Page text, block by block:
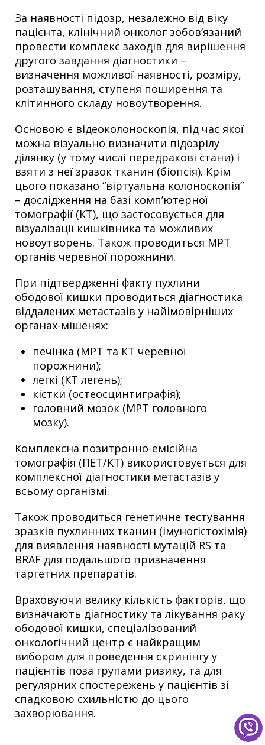
За наявності підозр, незалежно від віку
пацієнта, клінічний онколог зобов’язаний
провести комплекс заходів для вирішення
другого завдання діагностики –
визначення можливої ​​наявності, розміру,
розташування, ступеня поширення та
клітинного складу новоутворення.
Основою є відеоколоноскопія, під час якої
можна візуально визначити підозрілу
ділянку (у тому числі передракові стани) і
взяти з неї зразок тканин (біопсія). Крім
цього показано “віртуальна колоноскопія”
– дослідження на базі комп’ютерної
томографії (КТ), що застосовується для
візуалізації кишківника та можливих
новоутворень. Також проводиться МРТ
органів черевної порожнини.
При підтвердженні факту пухлини
ободової кишки проводиться діагностика
віддалених метастазів у найімовірніших
органах-мішенях:
печінка (МРТ та КТ черевної
порожнини);
легкі (КТ легень);
кістки (остеосцинтиграфія);
головний мозок (МРТ головного
мозку).
Комплексна позитронно-емісійна
томографія (ПЕТ/КТ) використовується для
комплексної діагностики метастазів у
всьому організмі.
Також проводиться генетичне тестування
зразків пухлинних тканин (імуногістохімія)
для виявлення наявності мутацій RS та
BRAF для подальшого призначення
таргетних препаратів.
Враховуючи велику кількість факторів, що
визначають діагностику та лікування раку
ободової кишки, спеціалізований
онкологічний центр є найкращим
вибором для проведення скринінгу у
пацієнтів поза групами ризику, та для
регулярних спостережень у пацієнтів зі
спадковою схильністю до цього
захворювання.